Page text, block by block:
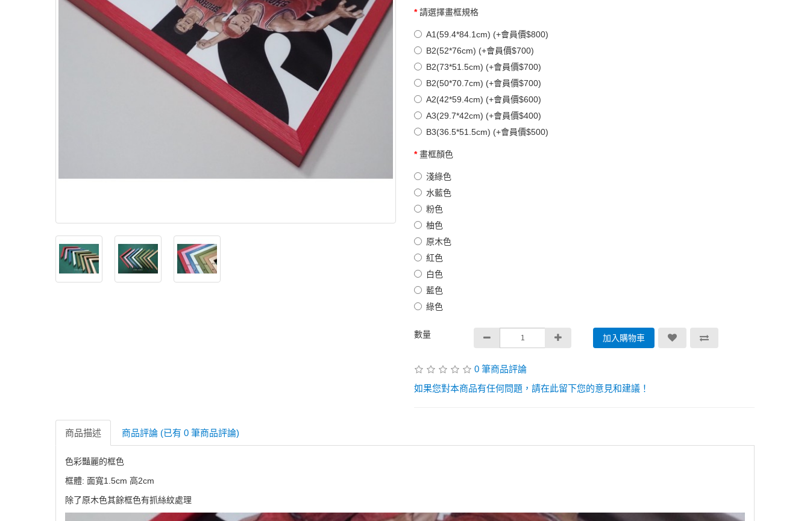
請選擇畫框規格
A1(59.4*84.1cm) (+會員價$800)
B2(52*76cm) (+會員價$700)
B2(73*51.5cm) (+會員價$700)
B2(50*70.7cm) (+會員價$700)
A2(42*59.4cm) (+會員價$600)
A3(29.7*42cm) (+會員價$400)
B3(36.5*51.5cm) (+會員價$500)
畫框顏色
淺綠色
水藍色
粉色
柚色
原木色
紅色
白色
藍色
綠色
數量 加入購物車
0 筆商品評論
如果您對本商品有任何問題，請在此留下您的意見和建議！
商品描述 商品評論 (已有 0 筆商品評論)
色彩豔麗的框色
框體: 面寬1.5cm 高2cm
除了原木色其餘框色有抓絲紋處理